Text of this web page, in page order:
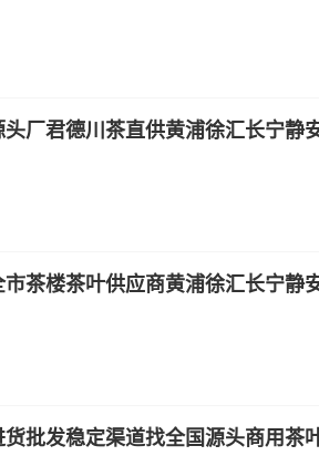
厂君德川茶直供黄浦徐汇长宁静
茶楼茶叶供应商黄浦徐汇长宁静
批发稳定渠道找全国源头商用茶